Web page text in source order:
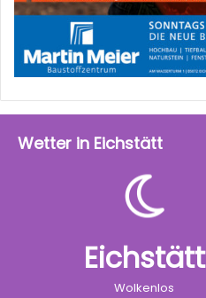
Wetter in Eichstätt
Eichstätt
Wolkenlos